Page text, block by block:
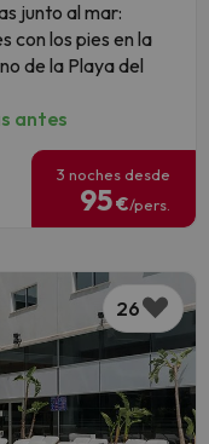
junto al mar:
con los pies en la
de la Playa del
antes
3 noches desde
95€/pers.
26